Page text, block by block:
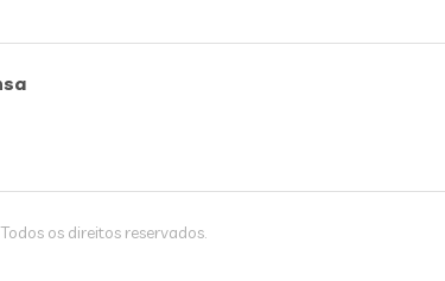
os direitos reservados.